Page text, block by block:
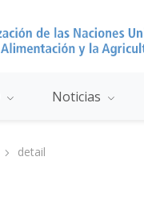
Noticias
detail